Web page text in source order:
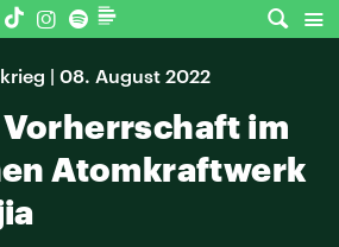
| 08. August 2022
im
Atomkraftwerk